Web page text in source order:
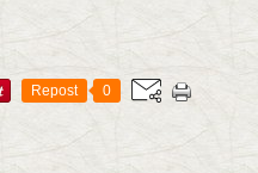
Repost 0